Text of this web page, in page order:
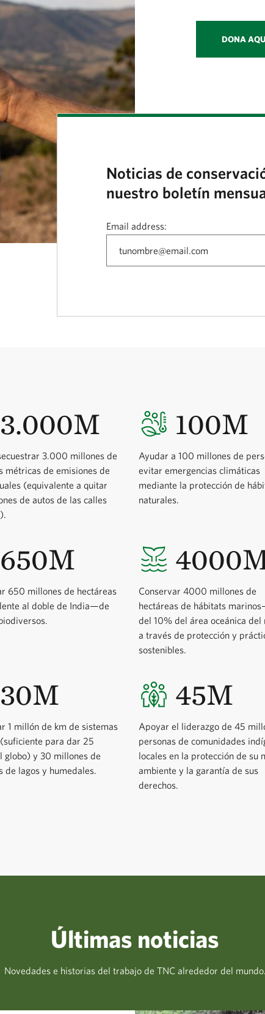
DONA
Noticias de
nuestro boletín
Email address:
3.000M
3.000 millones de
métricas de emisiones de
(equivalente a quitar
de autos de las calles
100M
Ayudar a 100 millones de
evitar emergencias climáticas
mediante la protección de
naturales.
650M
650 millones de hectáreas
al doble de India—de
Conservar 4000 millones de
hectáreas de hábitats
del 10% del área oceánica del
a través de protección y
sostenibles.
30M
1 millón de km de sistemas
para dar 25
globo) y 30 millones de
de lagos y humedales.
45M
Apoyar el liderazgo de 45
personas de comunidades
locales en la protección de su
ambiente y la garantía de sus
derechos.
Últimas noticias
Novedades e historias del trabajo de TNC alrededor del mundo.